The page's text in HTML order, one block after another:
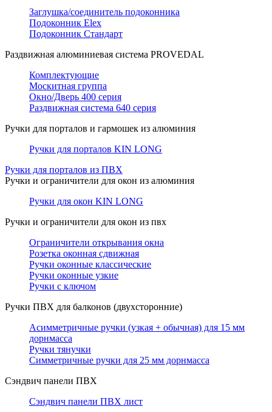
Заглушка/соединитель подоконника
Подоконник Elex
Подоконник Стандарт
Раздвижная алюминиевая система PROVEDAL
Комплектующие
Москитная группа
Окно/Дверь 400 серия
Раздвижная система 640 серия
Ручки для порталов и гармошек из алюминия
Ручки для порталов KIN LONG
Ручки для порталов из ПВХ
Ручки и ограничители для окон из алюминия
Ручки для окон KIN LONG
Ручки и ограничители для окон из пвх
Ограничители открывания окна
Розетка оконная сдвижная
Ручки оконные классические
Ручки оконные узкие
Ручки с ключом
Ручки ПВХ для балконов (двухсторонние)
Асимметричные ручки (узкая + обычная) для 15 мм
дорнмасса
Ручки тянучки
Симметричные ручки для 25 мм дорнмасса
Сэндвич панели ПВХ
Сэндвич панели ПВХ лист